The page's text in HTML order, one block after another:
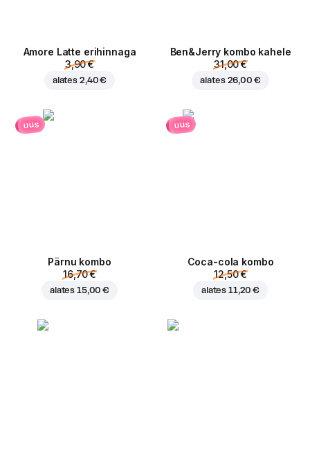
Amore Latte erihinnaga
3,90 €
alates 2,40 €
Ben&Jerry kombo kahele
31,00 €
alates 26,00 €
uus
Pärnu kombo
16,70 €
alates 15,00 €
uus
Coca-cola kombo
12,50 €
alates 11,20 €